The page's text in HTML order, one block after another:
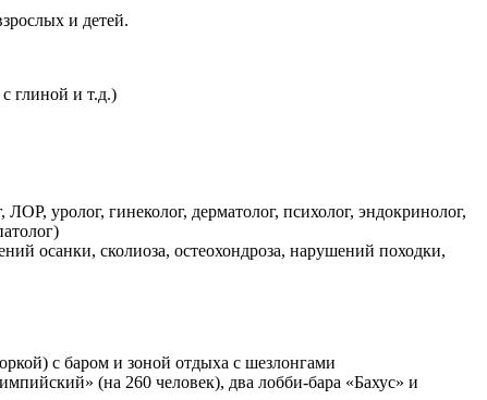
и детей.
глиной и т.д.)
уролог, гинеколог, дерматолог, психолог, эндокринолог,
осанки, сколиоза, остеохондроза, нарушений походки,
с баром и зоной отдыха с шезлонгами
(на 260 человек), два лобби-бара «Бахус» и